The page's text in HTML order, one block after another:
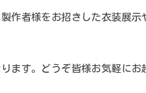
作者様をお招きした衣装展
ます。どうぞ皆様お気軽にお